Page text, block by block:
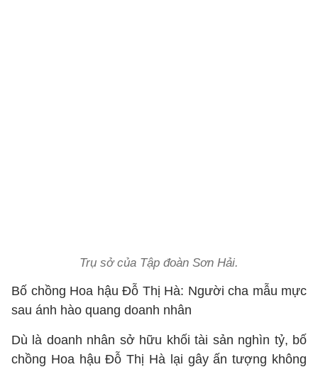
Trụ sở của Tập đoàn Sơn Hải.
Bố chồng Hoa hậu Đỗ Thị Hà: Người cha mẫu mực
sau ánh hào quang doanh nhân
Dù là doanh nhân sở hữu khối tài sản nghìn tỷ, bố
chồng Hoa hậu Đỗ Thị Hà lại gây ấn tượng không